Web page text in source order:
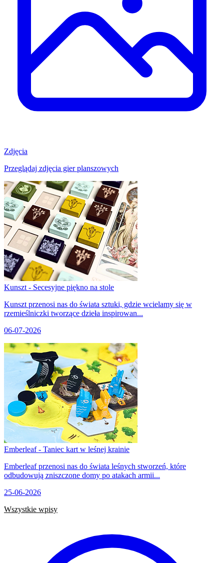
Zdjęcia
Przeglądaj zdjęcia gier planszowych
Kunszt - Secesyjne piękno na stole
Kunszt przenosi nas do świata sztuki, gdzie wcielamy się w
rzemieślniczki tworzące dzieła inspirowan...
06-07-2026
Emberleaf - Taniec kart w leśnej krainie
Emberleaf przenosi nas do świata leśnych stworzeń, które
odbudowują zniszczone domy po atakach armii...
25-06-2026
Wszystkie wpisy